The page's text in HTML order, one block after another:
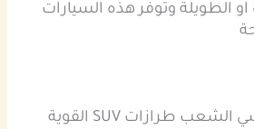
الطويلة وتوفر هذه السيارات
تشمل سيارات تاكسي الشعب طرازات SUV القوية